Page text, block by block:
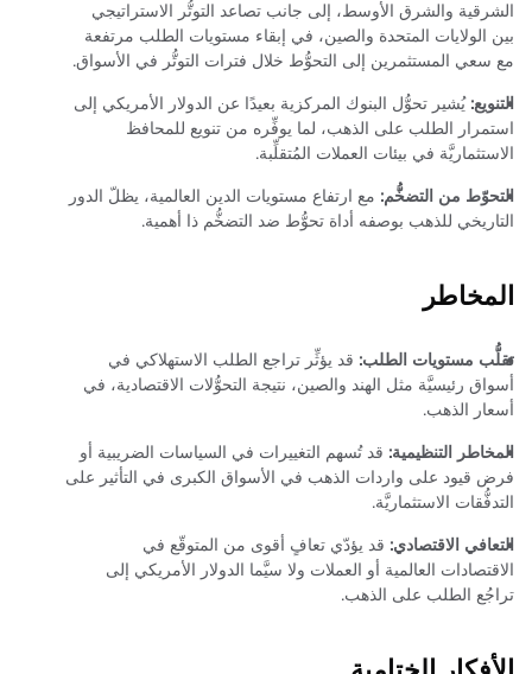
الشرقية والشرق الأوسط، إلى جانب تصاعد التوتُّر الاستراتيجي
بين الولايات المتحدة والصين، في إبقاء مستويات الطلب مرتفعة
مع سعي المستثمرين إلى التحوُّط خلال فترات التوتُّر في الأسواق.
التنويع:يُشير تحوُّل البنوك المركزية بعيدًا عن الدولار الأمريكي إلى
استمرار الطلب على الذهب، لما يوفِّره من تنويع للمحافظ
الاستثماريَّة في بيئات العملات المُتقلِّبة.
التحوّط من التضخُّم: مع ارتفاع مستويات الدين العالمية، يظلّ الدور
التاريخي للذهب بوصفه أداة تحوُّط ضد التضخُّم ذا أهمية.
المخاطر
تقلُّب مستويات الطلب: قد يؤثِّر تراجع الطلب الاستهلاكي في
أسواق رئيسيَّة مثل الهند والصين، نتيجة التحوُّلات الاقتصادية، في
أسعار الذهب.
المخاطر التنظيمية: قد تُسهم التغييرات في السياسات الضريبية أو
فرض قيود على واردات الذهب في الأسواق الكبرى في التأثير على
التدفُّقات الاستثماريَّة.
التعافي الاقتصادي: قد يؤدّي تعافٍ أقوى من المتوقّع في
الاقتصادات العالمية أو العملات ولا سيَّما الدولار الأمريكي إلى
تراجُع الطلب على الذهب.